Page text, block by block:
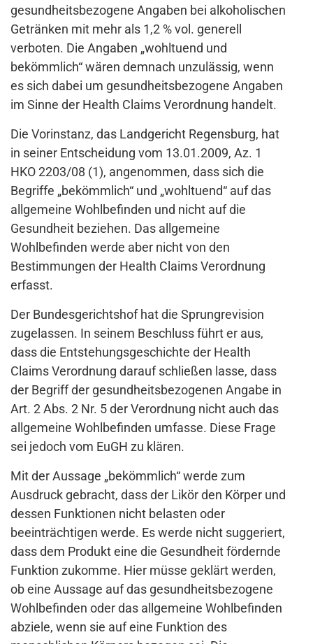
gesundheitsbezogene Angaben bei alkoholischen
Getränken mit mehr als 1,2 % vol. generell
verboten. Die Angaben „wohltuend und
bekömmlich“ wären demnach unzulässig, wenn
es sich dabei um gesundheitsbezogene Angaben
im Sinne der Health Claims Verordnung handelt.
Die Vorinstanz, das Landgericht Regensburg, hat
in seiner Entscheidung vom 13.01.2009, Az. 1
HKO 2203/08 (1), angenommen, dass sich die
Begriffe „bekömmlich“ und „wohltuend“ auf das
allgemeine Wohlbefinden und nicht auf die
Gesundheit beziehen. Das allgemeine
Wohlbefinden werde aber nicht von den
Bestimmungen der Health Claims Verordnung
erfasst.
Der Bundesgerichtshof hat die Sprungrevision
zugelassen. In seinem Beschluss führt er aus,
dass die Entstehungsgeschichte der Health
Claims Verordnung darauf schließen lasse, dass
der Begriff der gesundheitsbezogenen Angabe in
Art. 2 Abs. 2 Nr. 5 der Verordnung nicht auch das
allgemeine Wohlbefinden umfasse. Diese Frage
sei jedoch vom EuGH zu klären.
Mit der Aussage „bekömmlich“ werde zum
Ausdruck gebracht, dass der Likör den Körper und
dessen Funktionen nicht belasten oder
beeinträchtigen werde. Es werde nicht suggeriert,
dass dem Produkt eine die Gesundheit fördernde
Funktion zukomme. Hier müsse geklärt werden,
ob eine Aussage auf das gesundheitsbezogene
Wohlbefinden oder das allgemeine Wohlbefinden
abziele, wenn sie auf eine Funktion des